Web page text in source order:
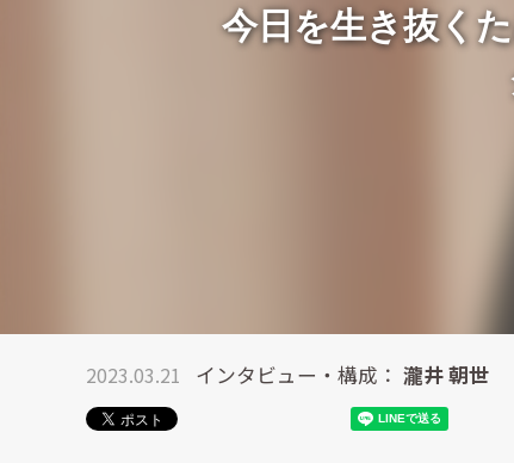
今日を生き抜く
2023.03.21 インタビュー・構成： 瀧井 朝世